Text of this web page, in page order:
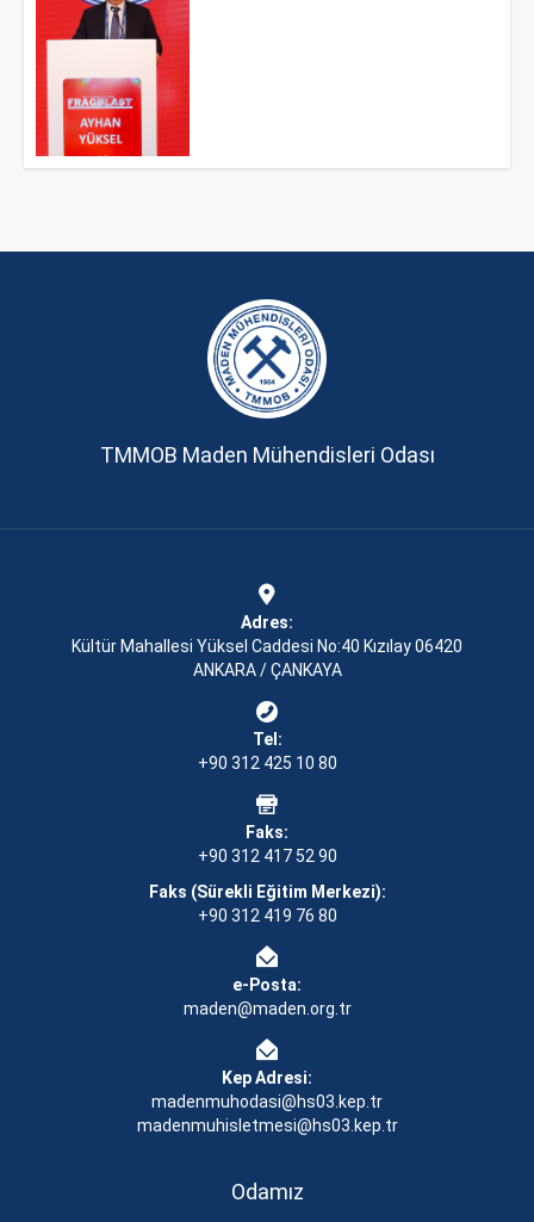
TMMOB Maden Mühendisleri Odası
Adres:
Kültür Mahallesi Yüksel Caddesi No:40 Kızılay 06420
ANKARA / ÇANKAYA
Tel:
+90 312 425 10 80
Faks:
+90 312 417 52 90
Faks (Sürekli Eğitim Merkezi):
+90 312 419 76 80
e-Posta:
maden@maden.org.tr
Kep Adresi:
madenmuhodasi@hs03.kep.tr
madenmuhisletmesi@hs03.kep.tr
Odamız